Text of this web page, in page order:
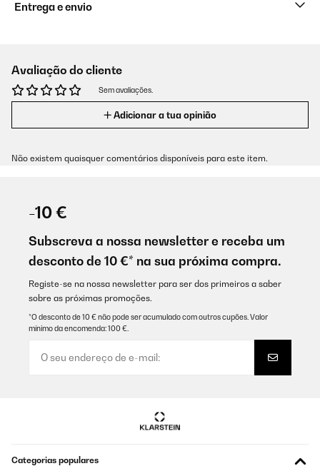
Entrega e envio
Avaliação do cliente
Sem avaliações.
Adicionar a tua opinião
Não existem quaisquer comentários disponíveis para este item.
-10 €
Subscreva a nossa newsletter e receba um
desconto de 10 €* na sua próxima compra.
Registe-se na nossa newsletter para ser dos primeiros a saber
sobre as próximas promoções.
*O desconto de 10 € não pode ser acumulado com outros cupões. Valor
mínimo da encomenda: 100 €.
Categorias populares